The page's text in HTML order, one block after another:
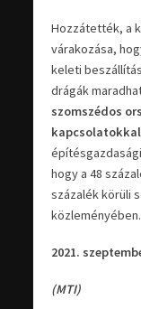
Hozzátették, a
várakozása,
keleti
drágák
szomszédos
hogy a 48
százalék körüli
közleményében.
2021.
(MTI)